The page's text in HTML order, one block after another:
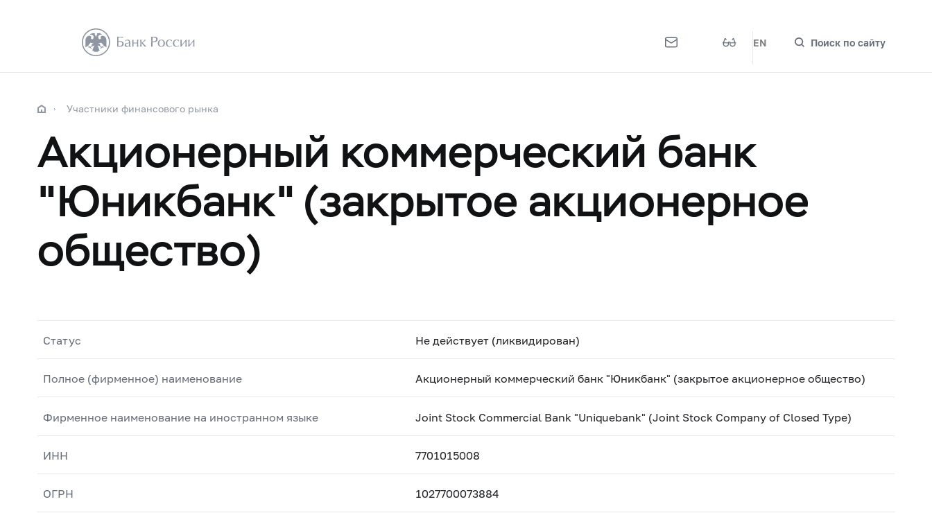
EN Поиск по сайту
Участники финансового рынка
Акционерный коммерческий банк
"Юникбанк" (закрытое акционерное
общество)
Статус Не действует (ликвидирован)
Полное (фирменное) наименование Акционерный коммерческий банк "Юникбанк" (закрытое акционерное общество)
Фирменное наименование на иностранном языке Joint Stock Commercial Bank "Uniquebank" (Joint Stock Company of Closed Type)
ИНН 7701015008
ОГРН 1027700073884